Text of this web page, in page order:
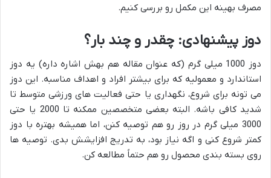
مصرف بهینه این مکمل رو بررسی کنیم.
دوز پیشنهادی: چقدر و چند بار؟
دوز 1000 میلی گرم (که عنوان مقاله هم بهش اشاره داره) یه دوز
استاندارد و معمولیه که برای بیشتر افراد و اهداف مناسبه. این دوز
می تونه برای شروع، نگهداری یا حتی فعالیت های ورزشی متوسط تا
شدید کافی باشه. البته بعضی متخصصین ممکنه تا 2000 یا حتی
3000 میلی گرم در روز رو هم توصیه کنن، اما همیشه بهتره با دوز
کمتر شروع کنی و اگه نیاز بود، به تدریج افزایشش بدی. توصیه ها
روی بسته بندی محصول رو هم حتماً مطالعه کن.